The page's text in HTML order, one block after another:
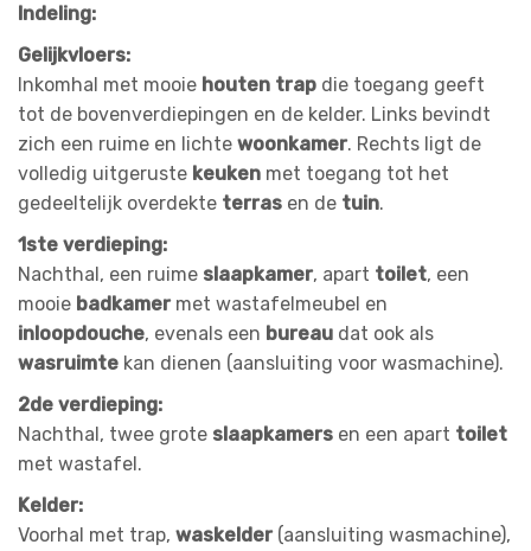
Indeling:
Gelijkvloers:
Inkomhal met mooie houten trap die toegang geeft
tot de bovenverdiepingen en de kelder. Links bevindt
zich een ruime en lichte woonkamer. Rechts ligt de
volledig uitgeruste keuken met toegang tot het
gedeeltelijk overdekte terras en de tuin.
1ste verdieping:
Nachthal, een ruime slaapkamer, apart toilet, een
mooie badkamermet wastafelmeubel en
inloopdouche, evenals een bureau dat ook als
wasruimte kan dienen (aansluiting voor wasmachine).
2de verdieping:
Nachthal, twee grote slaapkamers en een apart toilet
met wastafel.
Kelder:
Voorhal met trap, waskelder(aansluiting wasmachine),